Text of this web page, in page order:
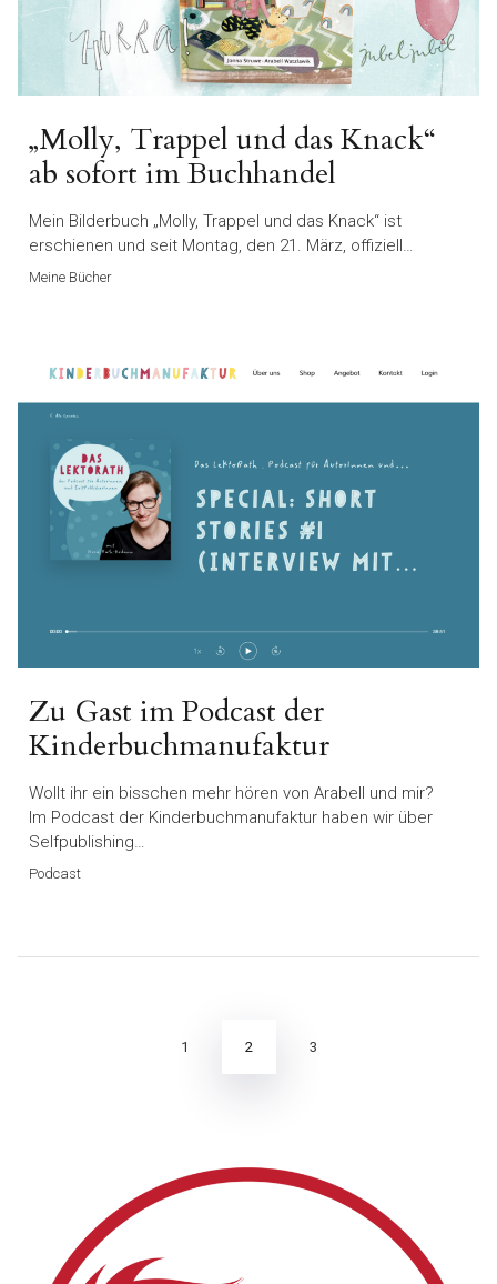
„Molly, Trappel und das Knack“
ab sofort im Buchhandel
Mein Bilderbuch „Molly, Trappel und das Knack“ ist
erschienen und seit Montag, den 21. März, offiziell…
Meine Bücher
Zu Gast im Podcast der
Kinderbuchmanufaktur
Wollt ihr ein bisschen mehr hören von Arabell und mir?
Im Podcast der Kinderbuchmanufaktur haben wir über
Selfpublishing…
Podcast
1 2 3